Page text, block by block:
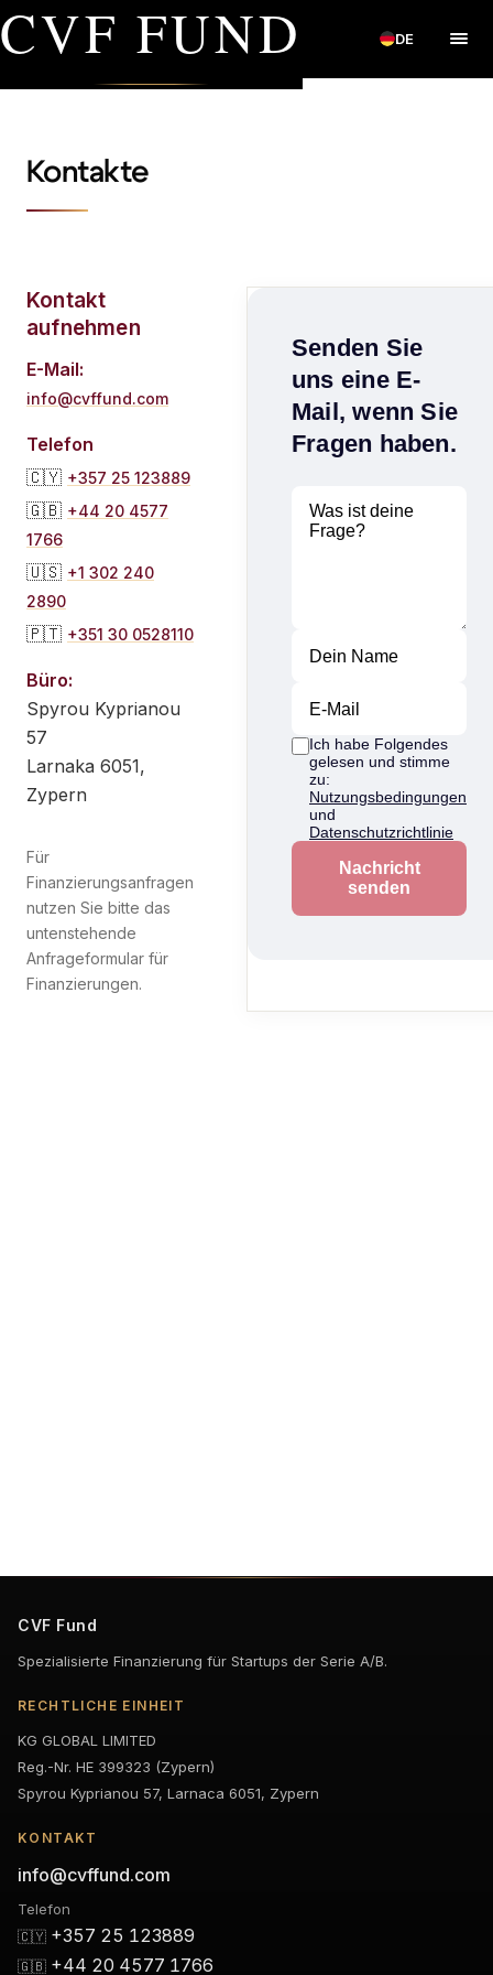
CVF FUND DE
Kontakte
Kontakt
aufnehmen
E-Mail:
info@cvffund.com
Telefon
🇨🇾 +357 25 123889
🇬🇧 +44 20 4577
1766
🇺🇸 +1 302 240
2890
🇵🇹 +351 30 0528110
Büro:
Spyrou Kyprianou
57
Larnaka 6051,
Zypern
Für
Finanzierungsanfragen
nutzen Sie bitte das
untenstehende
Anfrageformular für
Finanzierungen.
Senden Sie
uns eine E-
Mail, wenn Sie
Fragen haben.
Ich habe Folgendes
gelesen und stimme
zu:
Nutzungsbedingungen
und
Datenschutzrichtlinie
Nachricht
senden
CVF Fund
Spezialisierte Finanzierung für Startups der Serie A/B.
RECHTLICHE EINHEIT
KG GLOBAL LIMITED
Reg.-Nr. HE 399323 (Zypern)
Spyrou Kyprianou 57, Larnaca 6051, Zypern
KONTAKT
info@cvffund.com
Telefon
🇨🇾 +357 25 123889
🇬🇧 +44 20 4577 1766